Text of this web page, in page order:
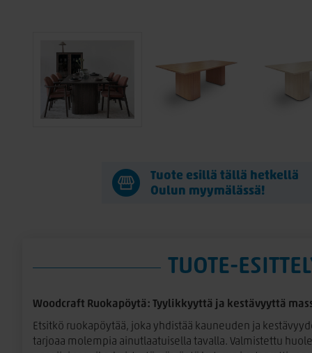
Tuote esillä tällä hetkellä
Oulun myymälässä!
TUOTE-
Woodcraft Ruokapöytä: Tyylikkyyttä ja kestävyyttä
Etsitkö ruokapöytää, joka yhdistää kauneuden ja
tarjoaa molempia ainutlaatuisella tavalla. Valmistettu